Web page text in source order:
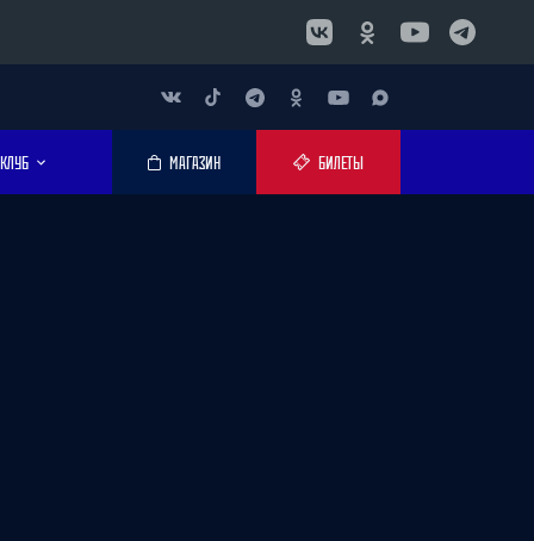
КЛУБ МАГАЗИН БИЛЕТЫ